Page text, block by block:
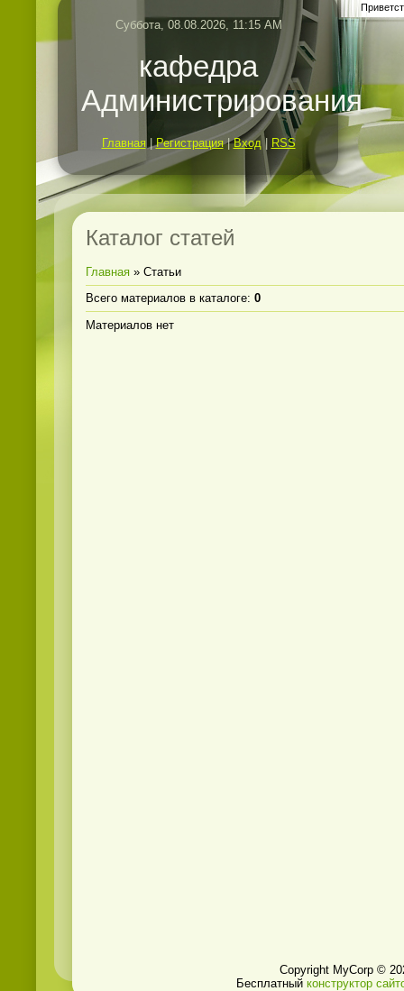
Суббота, 08.08.2026, 11:15 AM
кафедра
Администрирования
Главная |Регистрация|Вход| RSS
Каталог статей
Главная » Статьи
Всего материалов в каталоге: 0
Материалов нет
Copyright MyCorp ©
Бесплатный конструктор